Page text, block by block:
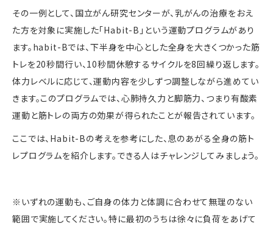
その一例として、国立がん研究センターが、乳がんの治療をおえ
た方を対象に実施した「Habit-B 」という運動プログラムがあり
ます。 habit-Bでは、下半身を中心とした全身を大きくつかった筋
トレを20秒間行い、10秒間休憩するサイクルを8回繰り返します。
体力レベルに応じて、運動内容を少しずつ調整しながら進めてい
きます。このプログラムでは、心肺持久力と脚筋力、つまり有酸素
運動と筋トレの両方の効果が得られたことが報告されています。
ここでは、 Habit-Bの考えを参考にした、息のあがる全身の筋ト
レプログラムを紹介します。できる人はチャレンジしてみましょう。
※いずれの運動も、ご自身の体力と体調に合わせて無理のない
範囲で実施してください。特に最初のうちは徐々に負荷をあげて